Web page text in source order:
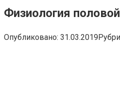
Физиология
Опубликовано: 31.03.2019